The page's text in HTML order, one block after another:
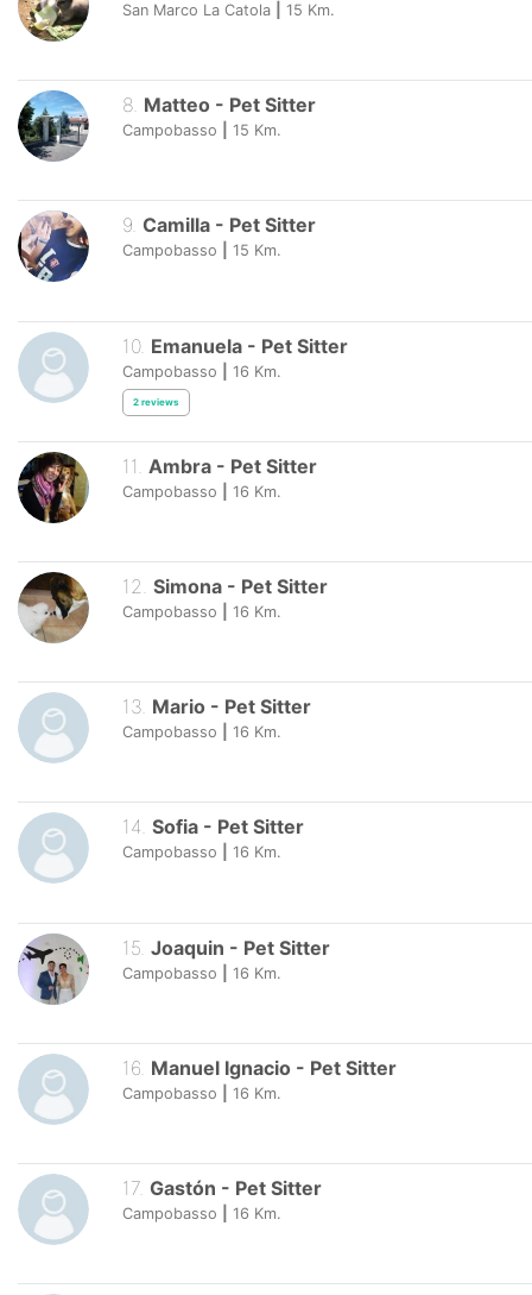
San Marco La Catola 15 Km.
8. Matteo - Pet Sitter
Campobasso 15 Km.
9. Camilla - Pet Sitter
Campobasso 15 Km.
10. Emanuela - Pet Sitter
Campobasso 16 Km.
2 reviews
11 Ambra - Pet Sitter
Campobasso 16 Km.
12 Simona - Pet Sitter
Campobasso 16 Km.
13. Mario - Pet Sitter
Campobasso 16 Km.
14. Sofia - Pet Sitter
Campobasso 16 Km.
15 Joaquin - Pet Sitter
Campobasso 16 Km.
16 Manuel Ignacio - Pet Sitter
Campobasso 16 Km.
17. Gastón - Pet Sitter
Campobasso 16 Km.